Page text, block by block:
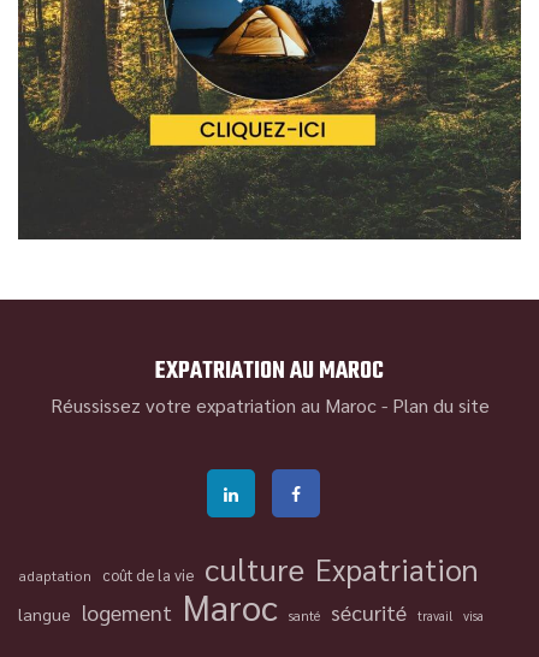
EXPATRIATION AU MAROC
Réussissez votre expatriation au Maroc - Plan du site
adaptation coût de la vie culture Expatriation
langue logement Maroc santé sécurité travail visa